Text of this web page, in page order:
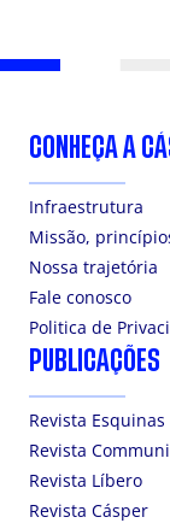
CONHEÇA A
Infraestrutura
Missão,
Nossa trajetória
Fale conosco
Politica de
PUBLICAÇÕES
Revista Esquinas
Revista
Revista Líbero
Revista Cásper